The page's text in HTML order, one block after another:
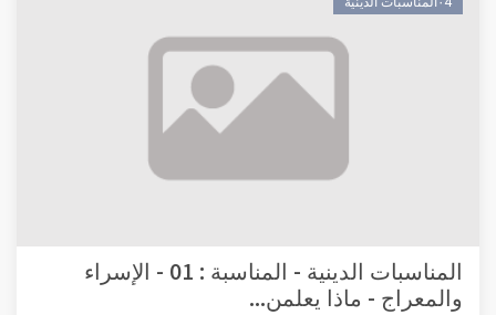
المناسبات الدينية - المناسبة : 01 - الإسراء
والمعراج - ماذا يعلمن...